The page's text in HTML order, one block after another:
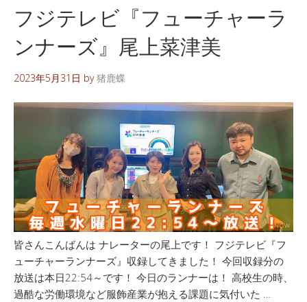
フジテレビ『フューチャーラ
ンナーズ』尾上菜津美
2023年5月31日 by猪鹿蝶
皆さんこんばんは ナレーターの尾上です！ フジテレビ『フ
ューチャーランナーズ』収録してきました！ 今回収録分の
放送は本日22:54～です！ 今日のランナーは！ 高校生の時、
過酷な労働環境など服飾産業が抱える課題に気付いた …